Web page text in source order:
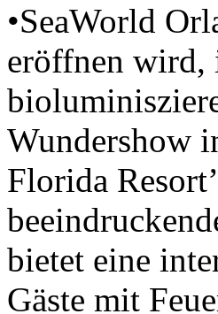
•SeaWorld
eröffnen wird,
Wundershow
Florida
bietet eine
Gäste mit